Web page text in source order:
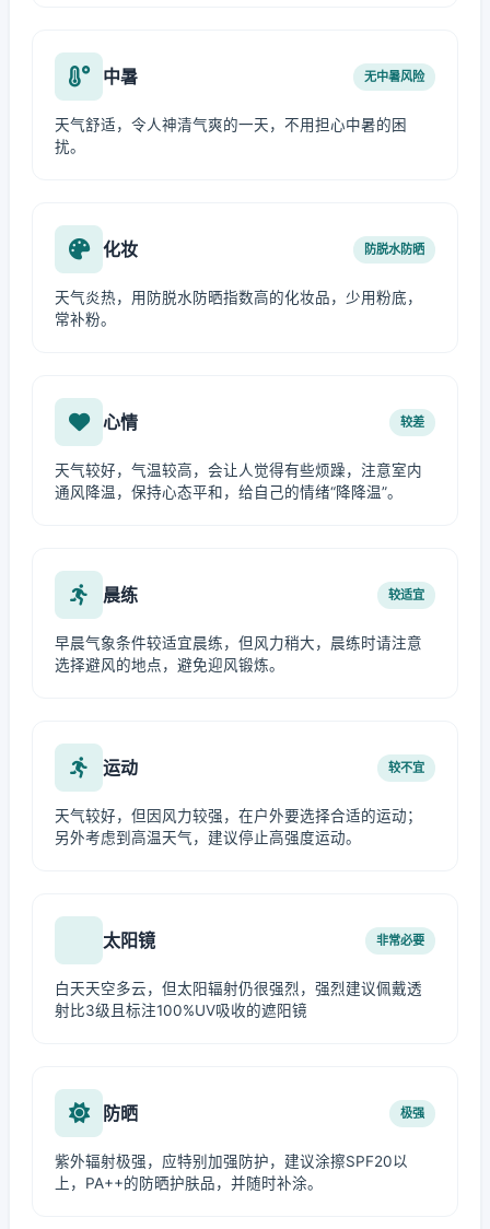
中暑 无中暑风险
天气舒适，令人神清气爽的一天，不用担心中暑的困
扰。
化妆 防脱水防晒
天气炎热，用防脱水防晒指数高的化妆品，少用粉底，
常补粉。
心情 较差
天气较好，气温较高，会让人觉得有些烦躁，注意室内
通风降温，保持心态平和，给自己的情绪“降降温”。
晨练 较适宜
早晨气象条件较适宜晨练，但风力稍大，晨练时请注意
选择避风的地点，避免迎风锻炼。
运动 较不宜
天气较好，但因风力较强，在户外要选择合适的运动；
另外考虑到高温天气，建议停止高强度运动。
太阳镜 非常必要
白天天空多云，但太阳辐射仍很强烈，强烈建议佩戴透
射比3级且标注100%UV吸收的遮阳镜
防晒 极强
紫外辐射极强，应特别加强防护，建议涂擦SPF20以
上，PA++的防晒护肤品，并随时补涂。